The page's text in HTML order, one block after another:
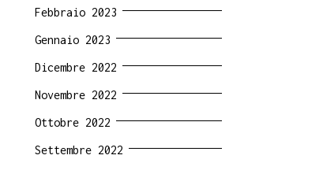
Febbraio 2023
Gennaio 2023
Dicembre 2022
Novembre 2022
Ottobre 2022
Settembre 2022